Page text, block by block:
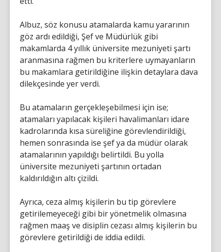
Albuz, söz konusu atamalarda kamu yararının
göz ardı edildiği, Şef ve Müdürlük gibi
makamlarda 4 yıllık üniversite mezuniyeti şartı
aranmasına rağmen bu kriterlere uymayanların
bu makamlara getirildiğine ilişkin detaylara dava
dilekçesinde yer verdi.
Bu atamaların gerçekleşebilmesi için ise;
atamaları yapılacak kişileri havalimanları idare
kadrolarında kısa süreliğine görevlendirildiği,
hemen sonrasında ise şef ya da müdür olarak
atamalarının yapıldığı belirtildi. Bu yolla
üniversite mezuniyeti şartının ortadan
kaldırıldığın altı çizildi.
Ayrıca, ceza almış kişilerin bu tip görevlere
getirilemeyeceği gibi bir yönetmelik olmasına
rağmen maaş ve disiplin cezası almış kişilerin bu
görevlere getirildiği de iddia edildi.